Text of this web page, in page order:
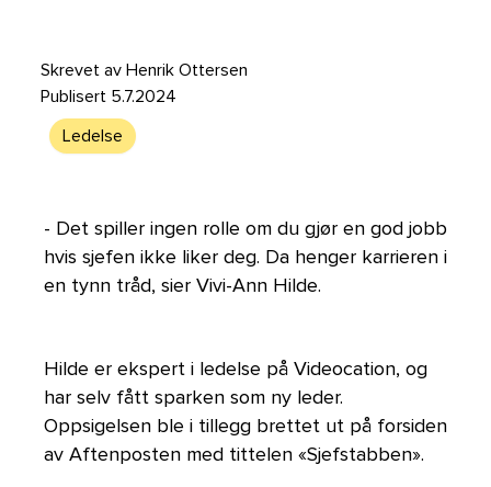
Skrevet av Henrik Ottersen
Publisert 5.7.2024
Ledelse
Ledelse
- Det spiller ingen rolle om du gjør en god jobb
hvis sjefen ikke liker deg. Da henger karrieren i
en tynn tråd, sier Vivi-Ann Hilde.
Hilde er ekspert i ledelse på Videocation, og
har selv fått sparken som ny leder.
Oppsigelsen ble i tillegg brettet ut på forsiden
av Aftenposten med tittelen «Sjefstabben».